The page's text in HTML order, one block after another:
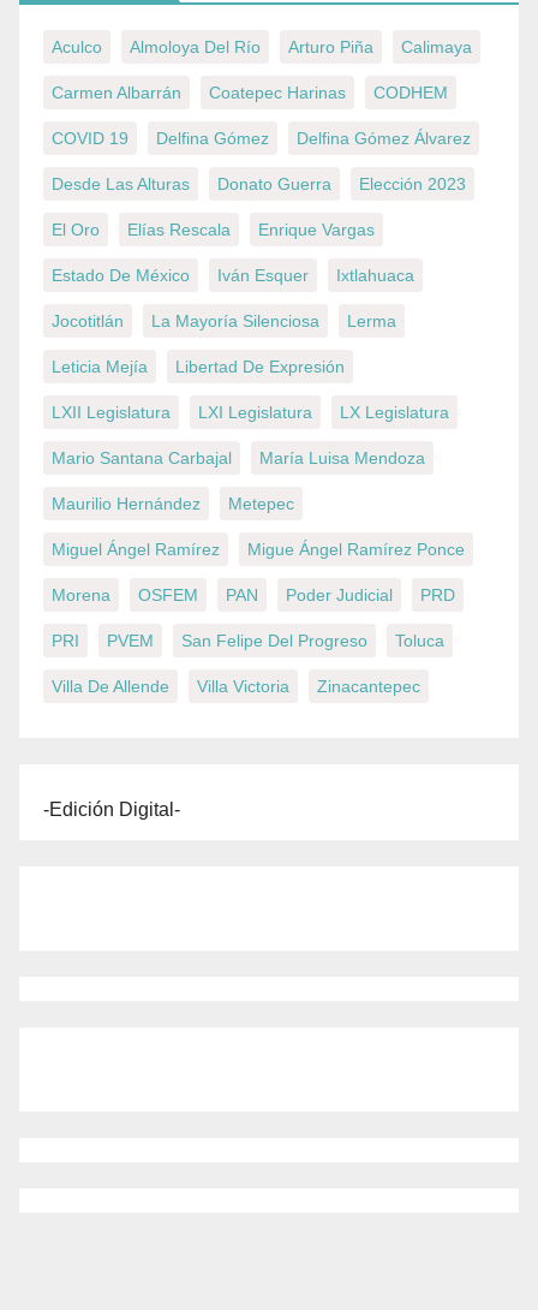
Aculco Almoloya Del Río Arturo Piña Calimaya
Carmen Albarrán Coatepec Harinas CODHEM
COVID 19 Delfina Gómez Delfina Gómez Álvarez
Desde Las Alturas Donato Guerra Elección 2023
El Oro Elías Rescala Enrique Vargas
Estado De México Iván Esquer Ixtlahuaca
Jocotitlán La Mayoría Silenciosa Lerma
Leticia Mejía Libertad De Expresión
LXII Legislatura LXI Legislatura LX Legislatura
Mario Santana Carbajal María Luisa Mendoza
Maurilio Hernández Metepec
Miguel Ángel Ramírez Migue Ángel Ramírez Ponce
Morena OSFEM PAN Poder Judicial PRD
PRI PVEM San Felipe Del Progreso Toluca
Villa De Allende Villa Victoria Zinacantepec
-Edición Digital-